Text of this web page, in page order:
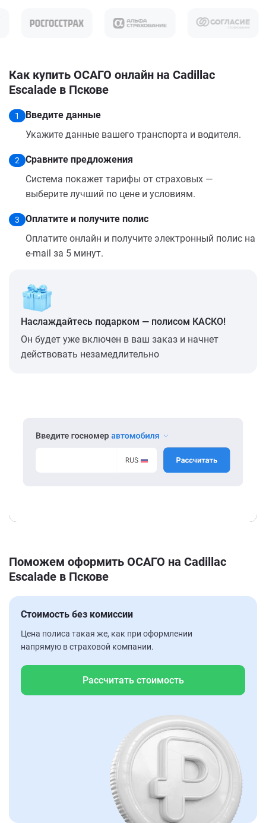
Как купить ОСАГО онлайн на Cadillac
Escalade в Пскове
1
Введите данные
Укажите данные вашего транспорта и водителя.
2
Сравните предложения
Система покажет тарифы от страховых —
выберите лучший по цене и условиям.
3
Оплатите и получите полис
Оплатите онлайн и получите электронный полис на
e-mail за 5 минут.
Наслаждайтесь подарком — полисом КАСКО!
Он будет уже включен в ваш заказ и начнет
действовать незамедлительно
Поможем оформить ОСАГО на Cadillac
Escalade в Пскове
Стоимость без комиссии
Цена полиса такая же, как при оформлении
напрямую в страховой компании.
Рассчитать стоимость